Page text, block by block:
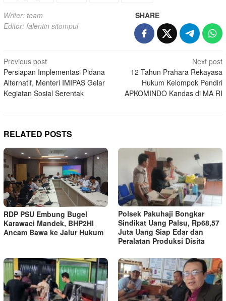
Writer: team
Editor: falentin sitompul
SHARE
Post
navigation
Previous post
Persiapan Implementasi Pidana
Alternatif, Menteri IMIPAS Gelar
Kegiatan Sosial Serentak
Next post
12 Tahun Prahara Rekayasa
Hukum Kelompok Pendiri
APKOMINDO Kandas di MA RI
RELATED POSTS
RDP PSU Embung Bugel
Karawaci Mandek, BHP2HI
Ancam Bawa ke Jalur Hukum
Polsek Pakuhaji Bongkar
Sindikat Uang Palsu, Rp68,57
Juta Uang Siap Edar dan
Peralatan Produksi Disita